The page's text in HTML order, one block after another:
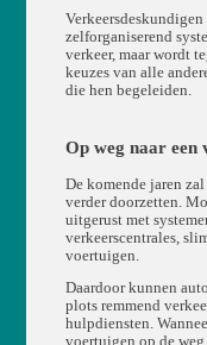
Verkeersdeskundigen
zelforganiserend
verkeer, maar wordt
keuzes van alle
die hen begeleiden.
Op weg naar een
De komende jaren
verder doorzetten.
uitgerust met
verkeerscentrales,
voertuigen.
Daardoor kunnen
plots remmend
hulpdiensten.